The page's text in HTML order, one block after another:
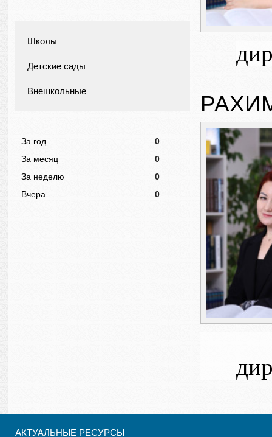
Школы
Детские сады
Внешкольные
За год
0
За месяц
0
За неделю
0
Вчера
0
АКТУАЛЬНЫЕ РЕСУРСЫ